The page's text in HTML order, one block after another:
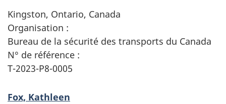
Kingston, Ontario, Canada
Organisation :
Bureau de la sécurité des transports du Canada
N° de référence :
T-2023-P8-0005
Fox, Kathleen